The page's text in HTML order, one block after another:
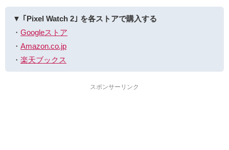
▼ ｢Pixel Watch 2｣ を各ストアで購入する
・ Googleストア
・ Amazon.co.jp
・ 楽天ブックス
スポンサーリンク